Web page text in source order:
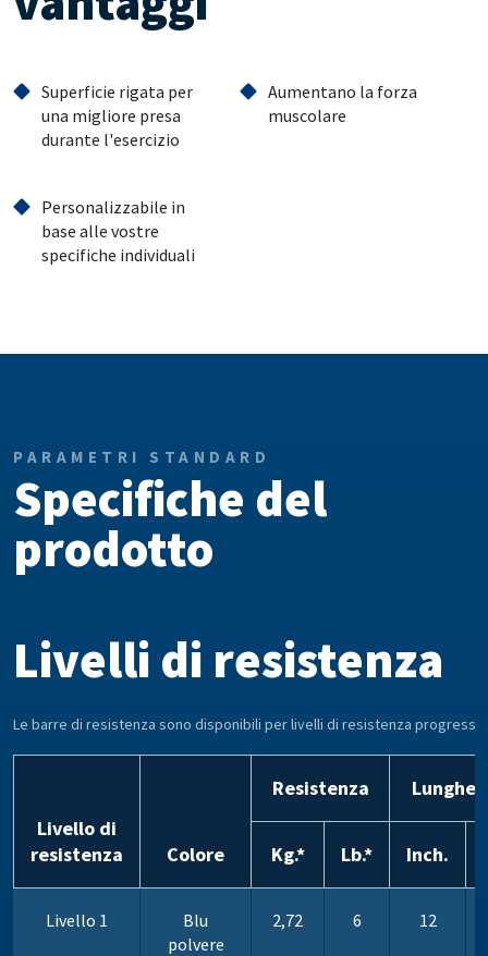
Superficie rigata per
una migliore presa
durante l'esercizio
Aumentano la forza
muscolare
Personalizzabile in
base alle vostre
specifiche individuali
PARAMETRI STANDARD
Specifiche del
prodotto
Livelli di resistenza
Le barre di resistenza sono disponibili per livelli di resistenza
Livello di
resistenza
Colore
Resistenza
Kg.* Lb.* Inch.
Livello 1
Blu
polvere
2,72 6 12